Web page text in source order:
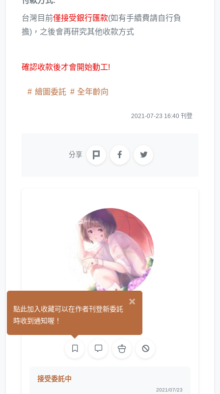
台灣目前僅接受銀行匯款(如有手續費請自行負
擔)，之後會再研究其他收款方式
確認收款後才會開始動工!
繪圖委託 全年齡向
2021-07-23 16:40 刊登
分享
ZOEE
接受委託中
2021/07/23
×
點此加入收藏可以在作者刊登新委託
時收到通知喔！